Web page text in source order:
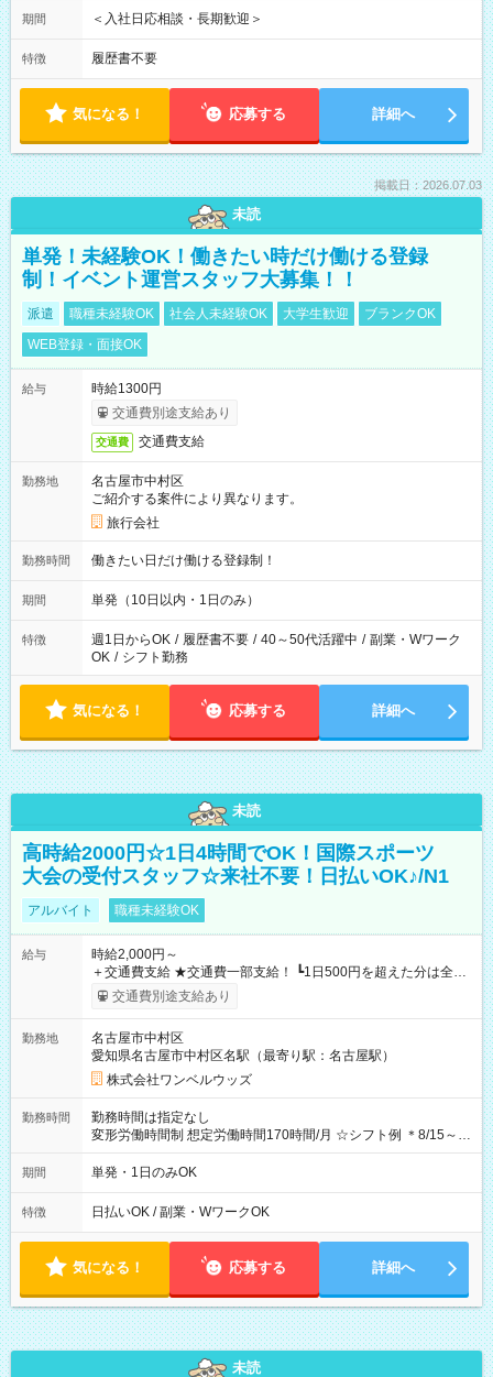
期間 ＜入社日応相談・長期歓迎＞
特徴 履歴書不要
気になる！ 応募する 詳細へ
掲載日：2026.07.03
未読
単発！未経験OK！働きたい時だけ働ける登録
制！イベント運営スタッフ大募集！！
派遣 職種未経験OK 社会人未経験OK 大学生歓迎
ブランクOK
WEB登録・面接OK
給与
時給1300円
交通費別途支給あり
交通費 交通費支給
勤務地
名古屋市中村区
ご紹介する案件により異なります。
旅行会社
勤務時間 働きたい日だけ働ける登録制！
期間 単発（10日以内・1日のみ）
特徴 週1日からOK / 履歴書不要 / 40～50代活躍中 / 副業・Wワーク
OK / シフト勤務
気になる！ 応募する 詳細へ
未読
高時給2000円☆1日4時間でOK！国際スポーツ
大会の受付スタッフ☆来社不要！日払いOK♪/N1
アルバイト 職種未経験OK
給与
時給2,000円～
＋交通費支給 ★交通費一部支給！ ┗1日500円を超えた分は全額
支給！ ※往復500円以内の方は自己負担となります ★日払い
OK！（規定あり） ┗働いたその日に現金GET♪ お仕事後はコン
期間なし
交通費別途支給あり
勤務地
名古屋市中村区
愛知県名古屋市中村区名駅（最寄り駅：名古屋駅）
株式会社ワンベルウッズ
勤務時間
勤務時間は指定なし
変形労働時間制 想定労働時間170時間/月 ☆シフト例 ＊8/15～
10/26 全日共通 08：00～12：00 17：00～21：00 ＊8/31
～9/19のみ下記シフトもあります！ 12：00～16：00 ＊9/6～
00
期間 単発・1日のみOK
特徴 日払いOK / 副業・WワークOK
気になる！ 応募する 詳細へ
未読